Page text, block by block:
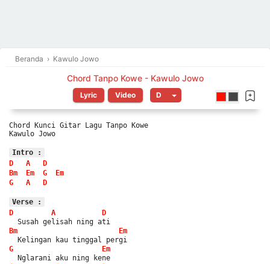
Beranda › Kawulo Jowo
Chord Tanpo Kowe - Kawulo Jowo
Lyric Video
Chord Kunci Gitar Lagu Tanpo Kowe
Kawulo Jowo
Intro :
D
A
D
Bm
Em G
Em
G
A D
Verse :
D
A
D
  Susah gelisah ning ati
Bm
Em
  Kelingan kau tinggal pergi
G
Em
  Nglarani aku ning kene